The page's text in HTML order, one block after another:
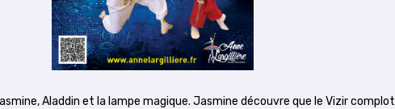
Aladdin et la lampe magique. Jasmine découvre que le Vizir